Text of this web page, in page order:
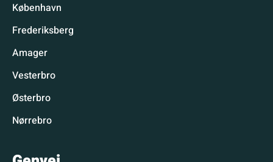
København
Frederiksberg
Amager
Vesterbro
Østerbro
Nørrebro